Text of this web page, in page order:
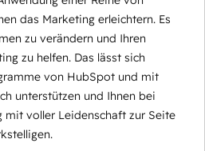
das Marketing erleichtern. Es
zu verändern und Ihren
zu helfen. Das lässt sich
von HubSpot und mit
unterstützen und Ihnen bei
mit voller Leidenschaft zur Seite